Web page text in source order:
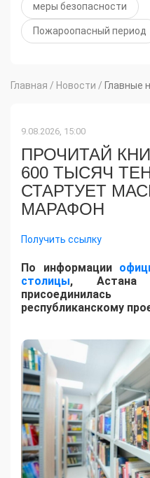
меры безопасности
Пожароопасный период
Главная / Новости / Главные
9.08.2026, 15:00
ПРОЧИТАЙ
600 ТЫСЯЧ
СТАРТУЕТ
МАРАФОН
Получить ссылку
По информации
столицы, Астана
республиканскому